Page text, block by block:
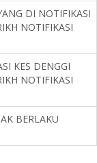
DI NOTIFIKASI
NOTIFIKASI
KES DENGGI
NOTIFIKASI
BERLAKU